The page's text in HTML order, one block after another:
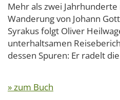
Mehr als zwei
Wanderung von Johann
Syrakus folgt Oliver
unterhaltsamen
dessen Spuren: Er radelt
» zum Buch